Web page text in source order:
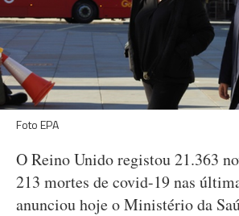
Foto EPA
O Reino Unido registou 21.363
213 mortes de covid-19 nas
anunciou hoje o Ministério da